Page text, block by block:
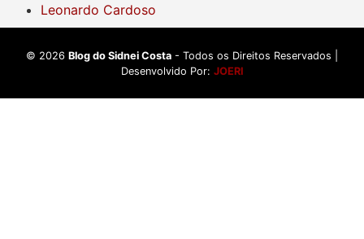
Leonardo Cardoso
© 2026 Blog do Sidnei Costa - Todos os Direitos Reservados |
Desenvolvido Por: JOERI